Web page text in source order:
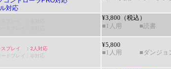
対応
¥3,800（税込）
■1人用
■読書
スプレイ ：2人対応
ードプレイ：非対応
¥5,800
■1人用
■ダンジョ